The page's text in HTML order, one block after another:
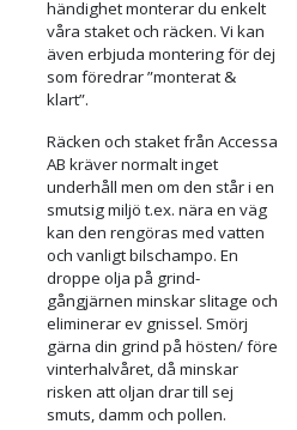
lyssnar vi med våra lackerare
om färgen finns på lager. Om
du önskar ett ”rostigt”
utseende så tillverkar vi ditt
Monteringsfärdiga
lösningar
Vi på Accessa AB strävar alltid
efter att leverera staket och
räcken som ska vara enkla att
montera. Proffs eller
hemmafixare, med normal
händighet monterar du enkelt
våra staket och räcken. Vi kan
även erbjuda montering för dej
som föredrar ”monterat &